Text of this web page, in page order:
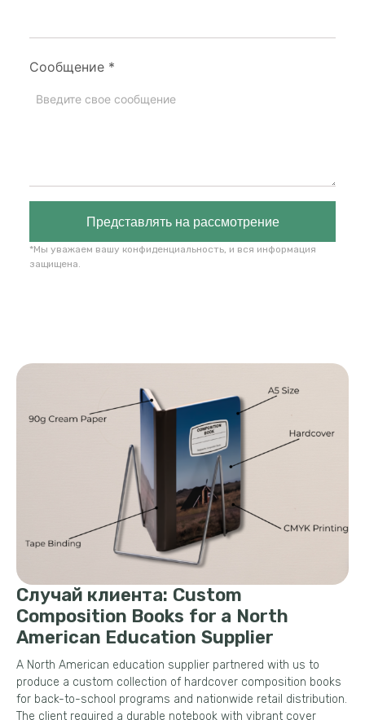
Сообщение *
Представлять на рассмотрение
*Мы уважаем вашу конфиденциальность, и вся информация
защищена.
Случай клиента: Custom
Composition Books for a North
American Education Supplier
A North American education supplier partnered with us to
produce a custom collection of hardcover composition books
for back-to-school programs and nationwide retail distribution.
The client required a durable notebook with vibrant cover